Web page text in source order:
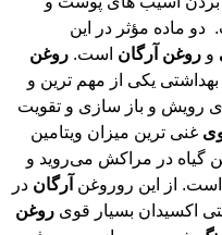
وروغن آرگاناست.
روغن
یکی از مهم ترین و
رویش و باز سازی و تقویت
غنی ترین میزان ویتامین
گیاه در مراکش می‌روید و
از این روروغنآرگاندر
اکسیدان بسیار قویروغن
شده چربی از دست رفت
می‌کند.کرن بری میوه
ای شبیه تمشک است که در آمریکای شمالی می‌روید و خواص